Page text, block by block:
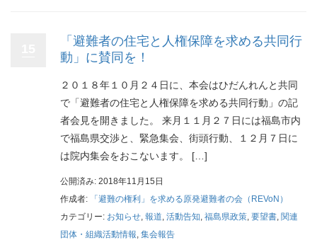
「避難者の住宅と人権保障を求める共同行
動」に賛同を！
２０１８年１０月２４日に、本会はひだんれんと共同
で「避難者の住宅と人権保障を求める共同行動」の記
者会見を開きました。 来月１１月２７日には福島市内
で福島県交渉と、緊急集会、街頭行動、１２月７日に
は院内集会をおこないます。 […]
公開済み: 2018年11月15日
作成者:
「避難の権利」を求める原発避難者の会（REVoN）
カテゴリー: お知らせ, 報道, 活動告知, 福島県政策, 要望書, 関連
団体・組織活動情報, 集会報告